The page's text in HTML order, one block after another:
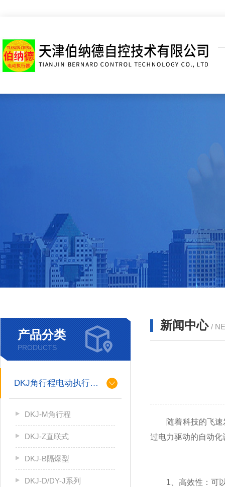
产品分类
PRODUCTS
DKJ角行程电动执行机构
DKJ-M角行程
DKJ-Z直联式
DKJ-B隔爆型
DKJ-D/DY-J系列
新闻中心 /
随着科技的飞速
过电力驱动的自动
1、高效性：可以